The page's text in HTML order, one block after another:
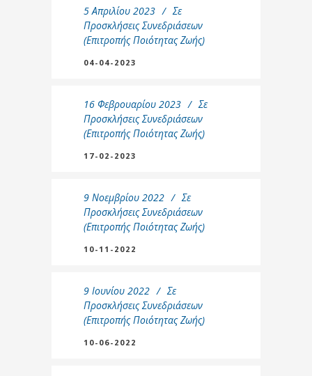
5 Απριλίου 2023
Σε
Προσκλήσεις Συνεδριάσεων
(Επιτροπής Ποιότητας Ζωής)
04-04-2023
16 Φεβρουαρίου 2023
Σε
Προσκλήσεις Συνεδριάσεων
(Επιτροπής Ποιότητας Ζωής)
17-02-2023
9 Νοεμβρίου 2022
Σε
Προσκλήσεις Συνεδριάσεων
(Επιτροπής Ποιότητας Ζωής)
10-11-2022
9 Ιουνίου 2022
Σε
Προσκλήσεις Συνεδριάσεων
(Επιτροπής Ποιότητας Ζωής)
10-06-2022